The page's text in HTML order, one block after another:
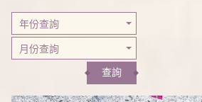
年份查詢
月份查詢
查詢